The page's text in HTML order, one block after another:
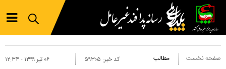
صفحه نخست مطالب ۰۶ تير ۱۳۹۹ - ۱۲:۳۴ کد خبر: ۵۹۳۰۵